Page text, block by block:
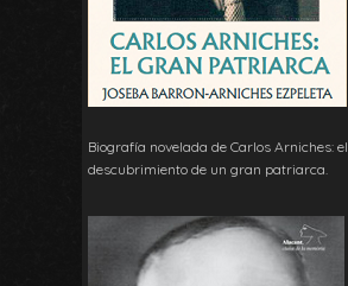
Biografía novelada de Carlos Arniches: el
descubrimiento de un gran patriarca.